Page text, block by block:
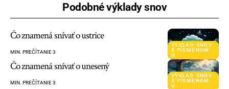
Podobné výklady snov
VÝKLAD SNOV
S PÍSMENOM
U
Čo znamená snívať o ustrice
MIN. PREČÍTANIE 3
VÝKLAD SNOV
S PÍSMENOM
U
Čo znamená snívať o unesený
MIN. PREČÍTANIE 3